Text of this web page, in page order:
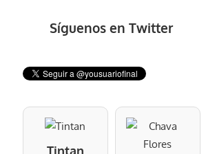
Síguenos en Twitter
Tintan